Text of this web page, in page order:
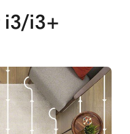
i3/i3+